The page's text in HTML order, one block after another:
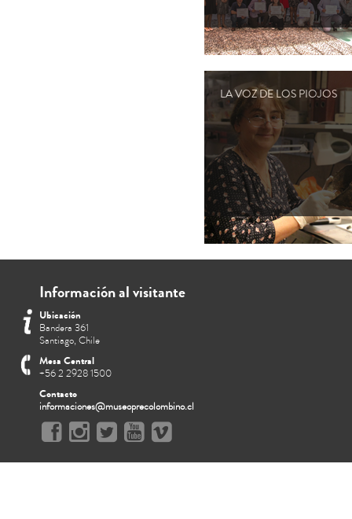
LA VOZ DE LOS PIOJOS
Información al visitante
Ubicación
Bandera 361
Santiago, Chile
Mesa Central
+56 2 2928 1500
Contacto
informaciones@museoprecolombino.cl